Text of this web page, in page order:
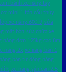
bánh xe nâng tay
cơ mini 1 tấn cẩu thủy
lốp xe nâng 600-9 sửa
mặt bàn sửa chữa xe
nâng đơn 125kg cao 8m
nâng 2x xe nâng bàn 1
bán tự động nâng
xe nâng gắn cân 2.5